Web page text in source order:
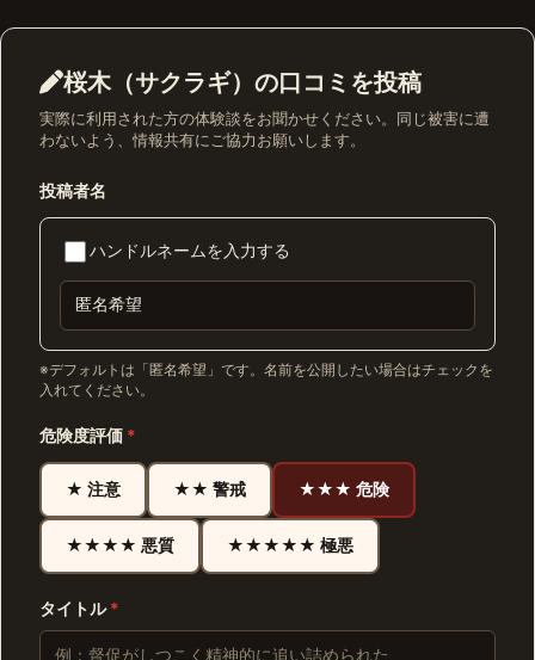
桜木（サクラギ）の口コミを投稿
実際に利用された方の体験談をお聞かせください。同じ被害に遭
わないよう、情報共有にご協力お願いします。
投稿者名
ハンドルネームを入力する
※デフォルトは「匿名希望」です。名前を公開したい場合はチェックを
入れてください。
危険度評価 *
★ 注意 ★★ 警戒 ★★★ 危険
★★★★ 悪質 ★★★★★ 極悪
タイトル*